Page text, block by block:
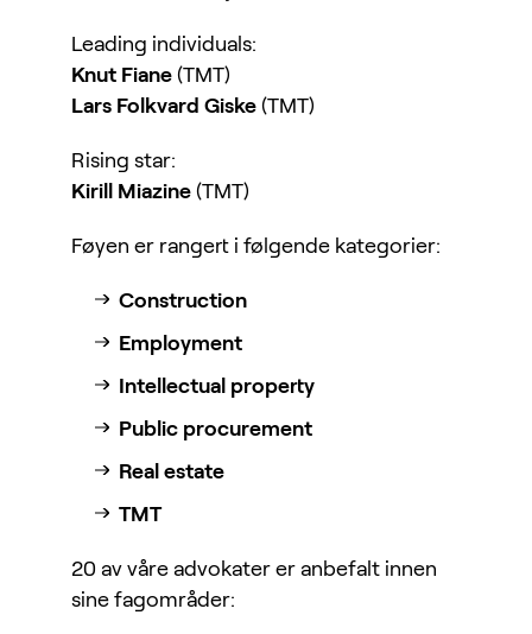
Leading individuals:
Knut Fiane (TMT)
Lars Folkvard Giske (TMT)
Rising star:
Kirill Miazine (TMT)
Føyen er rangert i følgende kategorier:
Construction
Employment
Intellectual property
Public procurement
Real estate
TMT
20 av våre advokater er anbefalt innen
sine fagområder: